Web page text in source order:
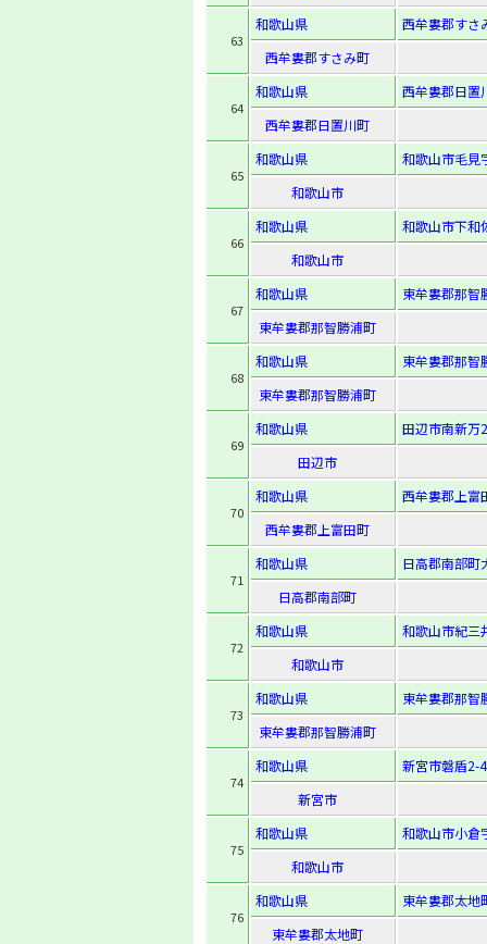
63
和歌山県
西牟婁郡すさ
西牟婁郡すさみ町
64
和歌山県
西牟婁郡日置
西牟婁郡日置川町
65
和歌山県
和歌山市毛見
和歌山市
66
和歌山県
和歌山市下和
和歌山市
67
和歌山県
東牟婁郡那智
東牟婁郡那智勝浦町
68
和歌山県
東牟婁郡那智
東牟婁郡那智勝浦町
69
和歌山県
田辺市南新万
田辺市
70
和歌山県
西牟婁郡上富
西牟婁郡上富田町
71
和歌山県
日高郡南部町
日高郡南部町
72
和歌山県
和歌山市紀三
和歌山市
73
和歌山県
東牟婁郡那智
東牟婁郡那智勝浦町
74
和歌山県
新宮市磐盾2-
新宮市
75
和歌山県
和歌山市小倉
和歌山市
76
和歌山県
東牟婁郡太地
東牟婁郡太地町